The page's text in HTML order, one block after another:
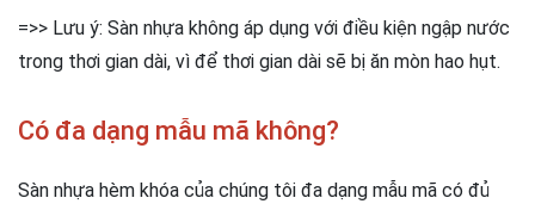
=>> Lưu ý: Sàn nhựa không áp dụng với điều kiện ngập nước
trong thơi gian dài, vì để thơi gian dài sẽ bị ăn mòn hao hụt.
Có đa dạng mẫu mã không?
Sàn nhựa hèm khóa của chúng tôi đa dạng mẫu mã có đủ